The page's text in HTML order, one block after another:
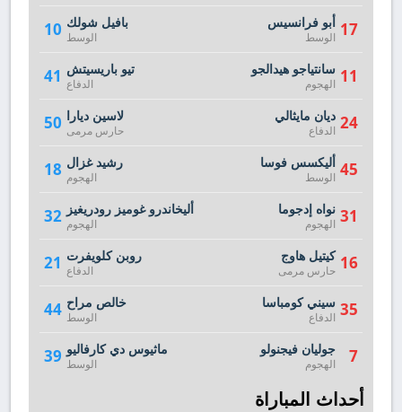
10 بافيل شولك
الوسط
41 تيو باريسيتش
الدفاع
50 لاسين ديارا
حارس مرمى
18 رشيد غزال
الهجوم
32 أليخاندرو غوميز رودريغيز
الهجوم
21 روبن كلويفرت
الدفاع
44 خالص مراح
الوسط
39 ماثيوس دي كارفاليو
الوسط
17 أبو فرانسيس
الوسط
11 سانتياجو هيدالجو
الهجوم
24 ديان مايثالي
الدفاع
45 أليكسس فوسا
الوسط
31 نواه إدجوما
الهجوم
16 كيتيل هاوج
حارس مرمى
35 سيني كومباسا
الدفاع
7 جوليان فيجنولو
الهجوم
أحداث المباراة